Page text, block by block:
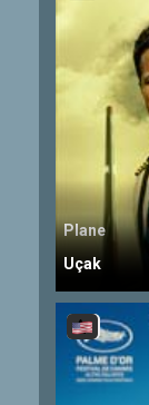
Plane
Uçak